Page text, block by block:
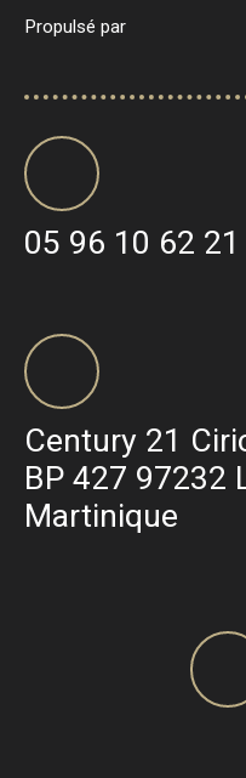
Propulsé par
05 96 10 62 21
Century 21
BP 427 97232
Martinique